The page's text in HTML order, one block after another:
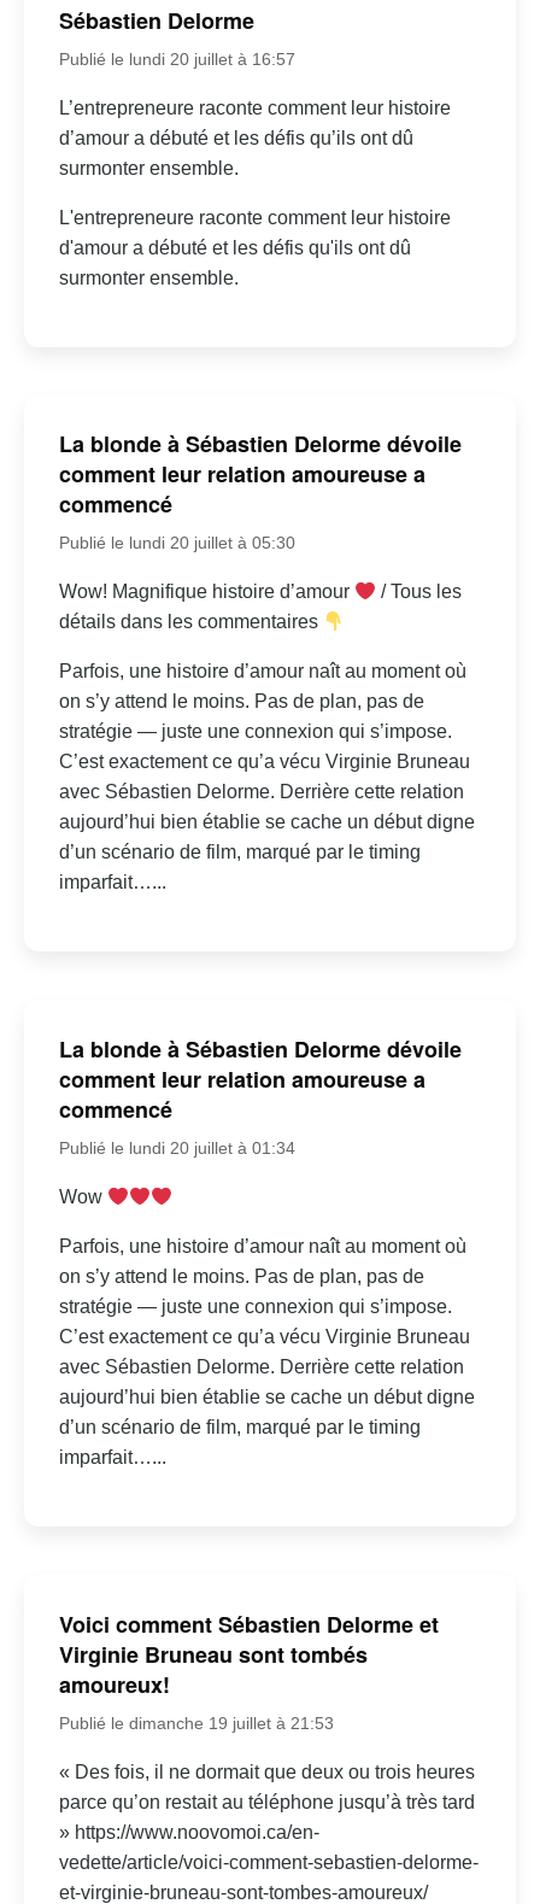
Sébastien Delorme
Publié le lundi 20 juillet à 16:57
L’entrepreneure raconte comment leur histoire
d’amour a débuté et les défis qu’ils ont dû
surmonter ensemble.
L'entrepreneure raconte comment leur histoire
d'amour a débuté et les défis qu'ils ont dû
surmonter ensemble.
La blonde à Sébastien Delorme dévoile
comment leur relation amoureuse a
commencé
Publié le lundi 20 juillet à 05:30
Wow! Magnifique histoire d’amour
/ Tous les
détails dans les commentaires
Parfois, une histoire d’amour naît au moment où
on s’y attend le moins. Pas de plan, pas de
stratégie — juste une connexion qui s’impose.
C’est exactement ce qu’a vécu Virginie Bruneau
avec Sébastien Delorme. Derrière cette relation
aujourd’hui bien établie se cache un début digne
d’un scénario de film, marqué par le timing
imparfait…...
La blonde à Sébastien Delorme dévoile
comment leur relation amoureuse a
commencé
Publié le lundi 20 juillet à 01:34
Wow
Parfois, une histoire d’amour naît au moment où
on s’y attend le moins. Pas de plan, pas de
stratégie — juste une connexion qui s’impose.
C’est exactement ce qu’a vécu Virginie Bruneau
avec Sébastien Delorme. Derrière cette relation
aujourd’hui bien établie se cache un début digne
d’un scénario de film, marqué par le timing
imparfait…...
Voici comment Sébastien Delorme et
Virginie Bruneau sont tombés
amoureux!
Publié le dimanche 19 juillet à 21:53
« Des fois, il ne dormait que deux ou trois heures
parce qu’on restait au téléphone jusqu’à très tard
» https://www.noovomoi.ca/en-
vedette/article/voici-comment-sebastien-delorme-
et-virginie-bruneau-sont-tombes-amoureux/